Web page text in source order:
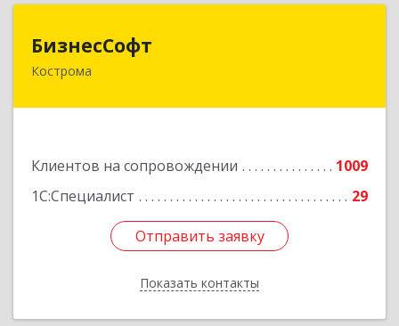
БизнесСофт
Кострома
Клиентов на сопровождении
1009
1С:Специалист
29
Отправить заявку
Показать контакты
Отправить заявку
Назад